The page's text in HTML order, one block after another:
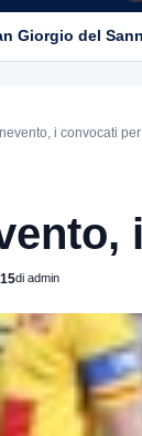
Giorgio del
i convocati
di admin